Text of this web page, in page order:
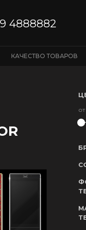
4888882
КАЧЕСТВО ТОВАРОВ
от